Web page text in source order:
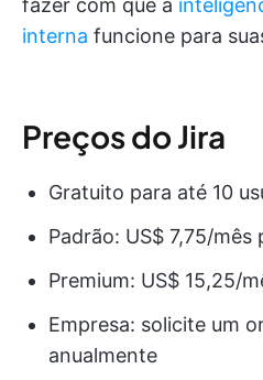
fazer com que a
interna funcione para
Preços do Jira
Gratuito para até 10
Padrão: US$ 7,75/mês
Premium: US$ 15,25/
Empresa: solicite um
anualmente